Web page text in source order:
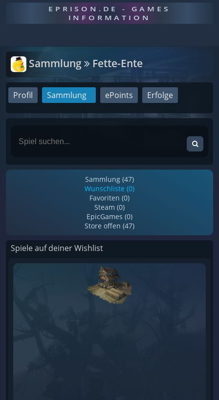
EPRISON.DE - GAMES
INFORMATION
Sammlung Fette-Ente
Profil Sammlung ePoints Erfolge
Sammlung (47)
Wunschliste (0)
Favoriten (0)
Steam (0)
EpicGames (0)
Store offen (47)
Spiele auf deiner Wishlist